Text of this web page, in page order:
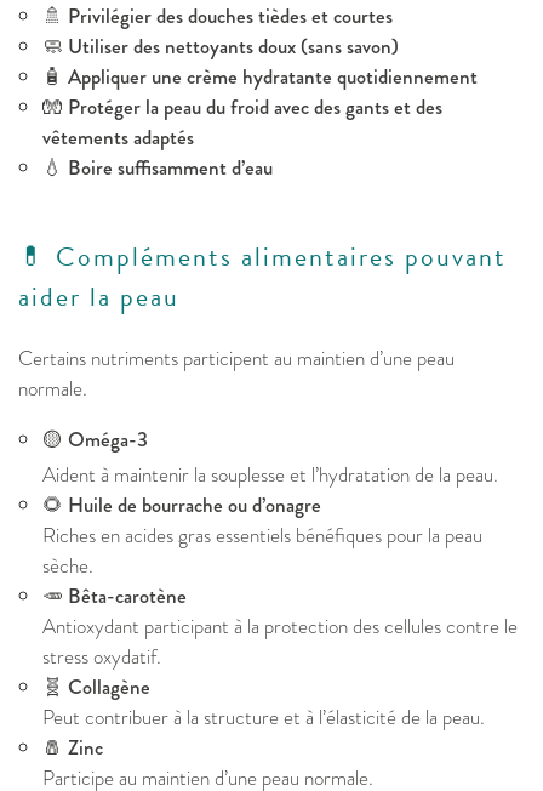
🚿 Privilégier des douches tièdes et courtes
🧼 Utiliser des nettoyants doux (sans savon)
🧴 Appliquer une crème hydratante quotidiennement
🧤 Protéger la peau du froid avec des gants et des
vêtements adaptés
💧 Boire suffisamment d’eau
💊 Compléments alimentaires pouvant
aider la peau
Certains nutriments participent au maintien d’une peau
normale.
🟡 Oméga-3
Aident à maintenir la souplesse et l’hydratation de la peau.
🌻 Huile de bourrache ou d’onagre
Riches en acides gras essentiels bénéfiques pour la peau
sèche.
🥕 Bêta-carotène
Antioxydant participant à la protection des cellules contre le
stress oxydatif.
🧬 Collagène
Peut contribuer à la structure et à l’élasticité de la peau.
🧂 Zinc
Participe au maintien d’une peau normale.